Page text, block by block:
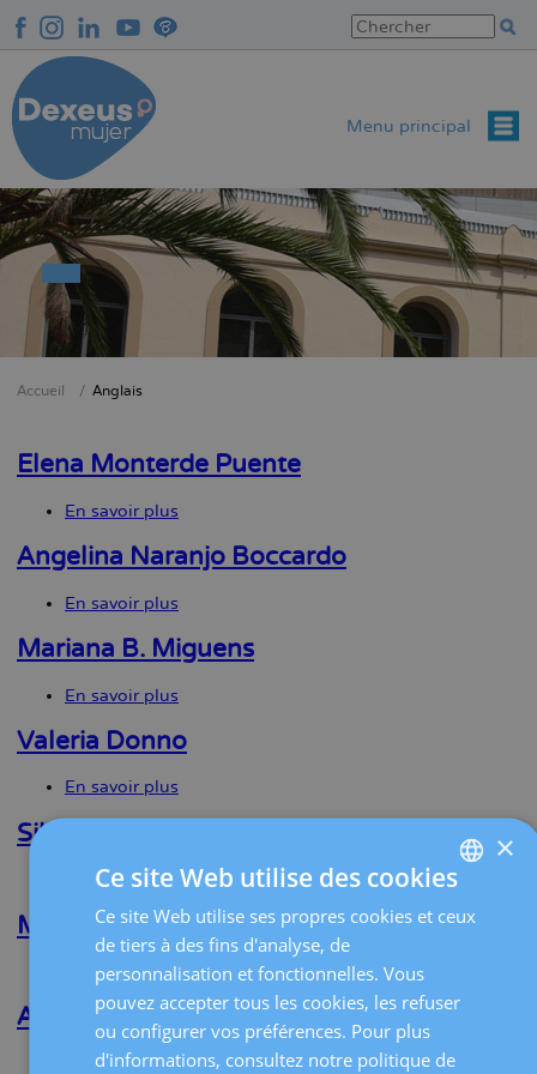
au
contenu
principal
Menu principal
Accueil Anglais
Elena Monterde Puente
En savoir plus
Monterde
Puente
Angelina Naranjo Boccardo
En savoir plus
Naranjo
Boccardo
Mariana B. Miguens
En savoir plus
B.
Miguens
Valeria Donno
En savoir plus
Silvia Cabrera Díaz
En savoir plus sur
Cabrera
Díaz
Marta Roca Feliu
En savoir plussur
Roca
Feliu
Adrián Moreno Ruiz
En savoir plussur
SPANISH
×
Ce site Web utilise des cookies
Ce site Web utilise ses propres cookies et ceux
de tiers à des fins d'analyse, de
personnalisation et fonctionnelles. Vous
pouvez accepter tous les cookies, les refuser
ou configurer vos préférences. Pour plus
d'informations, consultez notre politique de